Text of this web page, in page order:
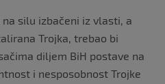
silu izbačeni iz vlasti, a
Trojka, trebao bi
diljem BiH postave na
i nesposobnost Trojke